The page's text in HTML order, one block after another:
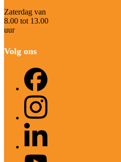
Zaterdag van
8.00 tot 13.00
uur
Volg ons
Instagram